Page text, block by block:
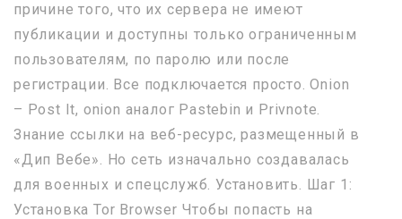
причине того, что их сервера не имеют
публикации и доступны только ограниченным
пользователям, по паролю или после
регистрации. Все подключается просто. Onion
– Post It, onion аналог Pastebin и Privnote.
Знание ссылки на веб-ресурс, размещенный в
«Дип Вебе». Но сеть изначально создавалась
для военных и спецслужб. Установить. Шаг 1:
Установка Tor Browser Чтобы попасть на